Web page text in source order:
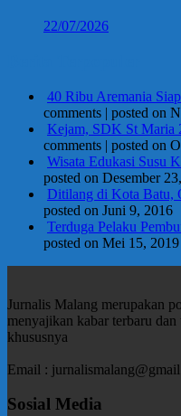
22/07/2026
40 Ribu Aremania
comments | posted on
Kejam, SDK St Maria
comments | posted on
Wisata Edukasi Susu
posted on Desember
Ditilang di Kota Batu,
posted on Juni 9, 2016
Terduga Pelaku
posted on Mei 15, 2019
Jurnalis Malang merupakan
menyajikan kabar terbaru
khususnya
Email :
Sosial Media